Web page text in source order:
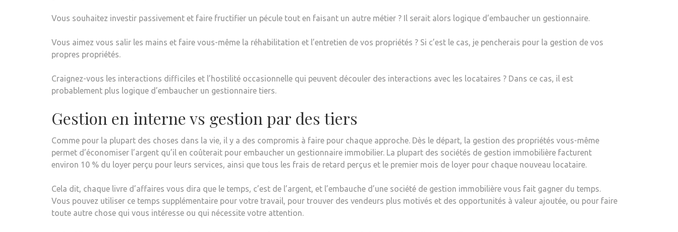
Vous souhaitez investir passivement et faire fructifier un pécule tout en faisant un autre métier ? Il serait alors logique d’embaucher un gestionnaire.
Vous aimez vous salir les mains et faire vous-même la réhabilitation et l’entretien de vos propriétés ? Si c’est le cas, je pencherais pour la gestion de vos
propres propriétés.
Craignez-vous les interactions difficiles et l’hostilité occasionnelle qui peuvent découler des interactions avec les locataires ? Dans ce cas, il est
probablement plus logique d’embaucher un gestionnaire tiers.
Gestion en interne vs gestion par des tiers
Comme pour la plupart des choses dans la vie, il y a des compromis à faire pour chaque approche. Dès le départ, la gestion des propriétés vous-même
permet d’économiser l’argent qu’il en coûterait pour embaucher un gestionnaire immobilier. La plupart des sociétés de gestion immobilière facturent
environ 10 % du loyer perçu pour leurs services, ainsi que tous les frais de retard perçus et le premier mois de loyer pour chaque nouveau locataire.
Cela dit, chaque livre d’affaires vous dira que le temps, c’est de l’argent, et l’embauche d’une société de gestion immobilière vous fait gagner du temps.
Vous pouvez utiliser ce temps supplémentaire pour votre travail, pour trouver des vendeurs plus motivés et des opportunités à valeur ajoutée, ou pour faire
toute autre chose qui vous intéresse ou qui nécessite votre attention.